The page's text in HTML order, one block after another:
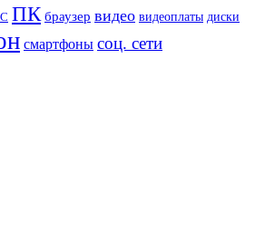
ПК браузер видео видеоплаты диски
смартфоны соц. сети